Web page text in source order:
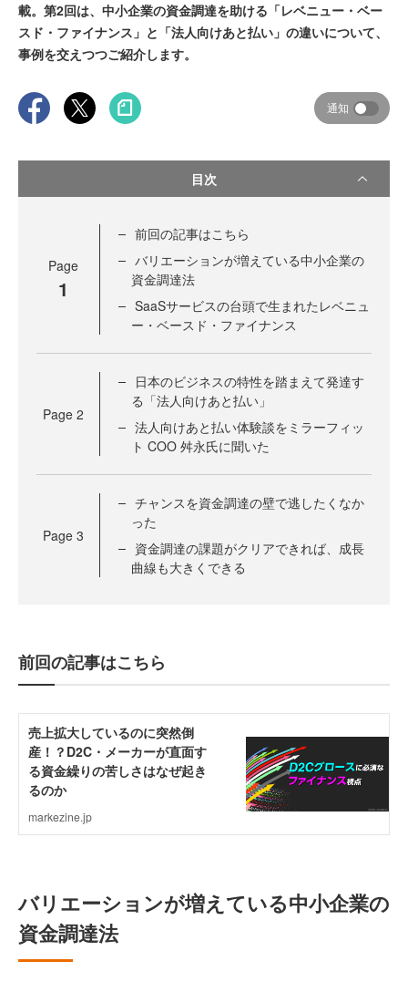
載。第2回は、中小企業の資金調達を助ける「レベニュー・ベー
スド・ファイナンス」と「法人向けあと払い」の違いについて、
事例を交えつつご紹介します。
通知
目次
Page
1
前回の記事はこちら
バリエーションが増えている中小企業の
資金調達法
SaaSサービスの台頭で生まれたレベニュ
ー・ベースド・ファイナンス
Page 2
日本のビジネスの特性を踏まえて発達す
る「法人向けあと払い」
法人向けあと払い体験談をミラーフィッ
ト COO 舛永氏に聞いた
Page 3
チャンスを資金調達の壁で逃したくなか
った
資金調達の課題がクリアできれば、成長
曲線も大きくできる
前回の記事はこちら
バリエーションが増えている中小企業の
資金調達法